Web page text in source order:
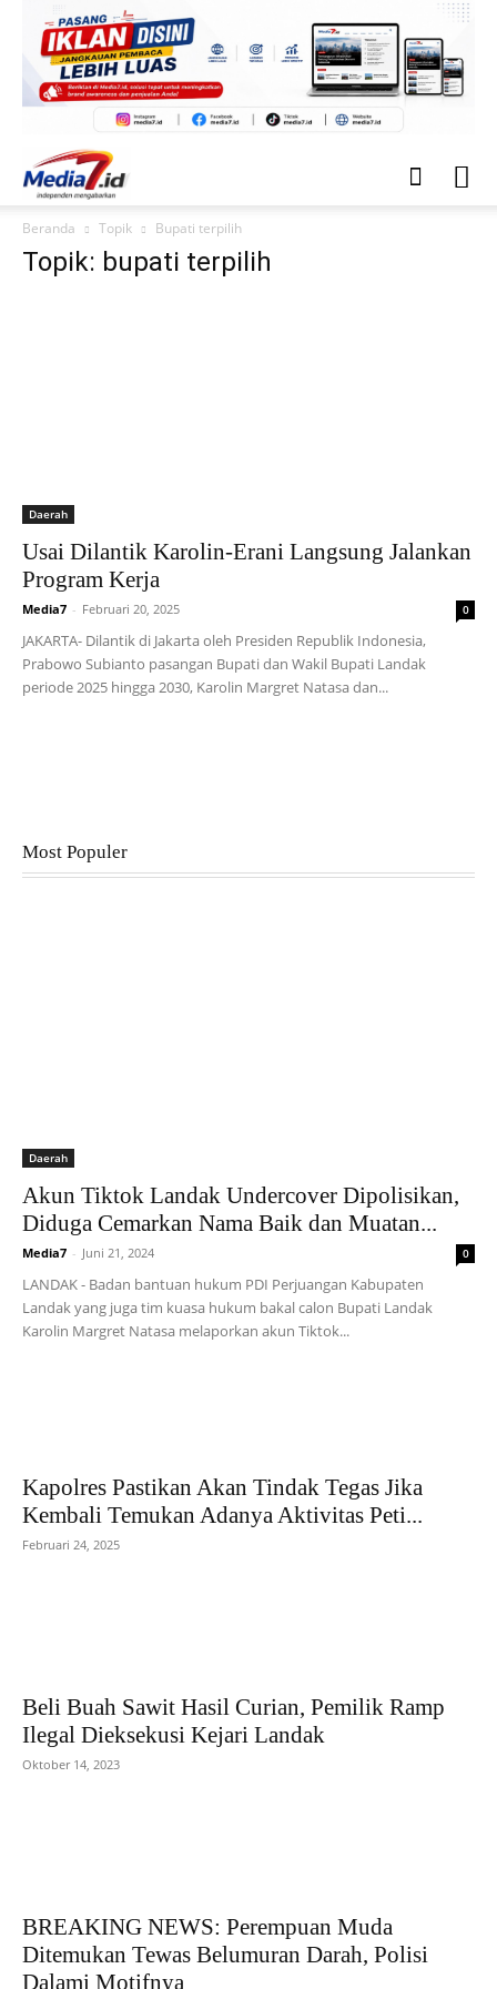
Beranda Topik Bupati terpilih
Topik: bupati terpilih
Daerah
Usai Dilantik Karolin-Erani Langsung Jalankan
Program Kerja
Media7 - Februari 20, 2025 0
JAKARTA- Dilantik di Jakarta oleh Presiden Republik Indonesia,
Prabowo Subianto pasangan Bupati dan Wakil Bupati Landak
periode 2025 hingga 2030, Karolin Margret Natasa dan...
Most Populer
Daerah
Akun Tiktok Landak Undercover Dipolisikan,
Diduga Cemarkan Nama Baik dan Muatan...
Media7 - Juni 21, 2024 0
LANDAK - Badan bantuan hukum PDI Perjuangan Kabupaten
Landak yang juga tim kuasa hukum bakal calon Bupati Landak
Karolin Margret Natasa melaporkan akun Tiktok...
Kapolres Pastikan Akan Tindak Tegas Jika
Kembali Temukan Adanya Aktivitas Peti...
Februari 24, 2025
Beli Buah Sawit Hasil Curian, Pemilik Ramp
Ilegal Dieksekusi Kejari Landak
Oktober 14, 2023
BREAKING NEWS: Perempuan Muda
Ditemukan Tewas Belumuran Darah, Polisi
Dalami Motifnya